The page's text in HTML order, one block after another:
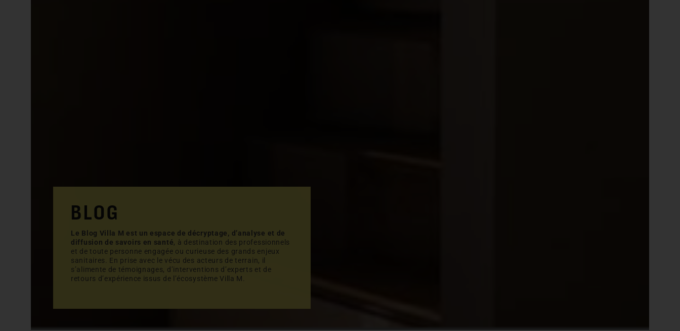
BLOG
Le Blog Villa M est un espace de décryptage, d’analyse et de
diffusion de savoirs en santé, à destination des professionnels
et de toute personne engagée ou curieuse des grands enjeux
sanitaires. En prise avec le vécu des acteurs de terrain, il
s’alimente de témoignages, d’interventions d’experts et de
retours d’expérience issus de l’écosystème Villa M.